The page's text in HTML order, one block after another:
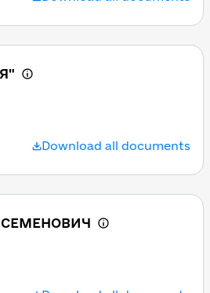
Download all documents